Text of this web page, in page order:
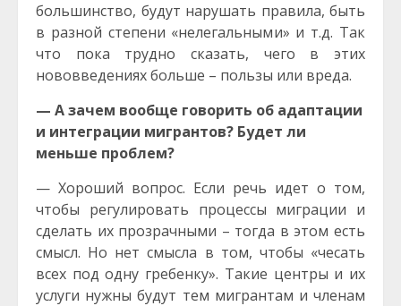
большинство, будут нарушать правила, быть
в разной степени «нелегальными» и т.д. Так
что пока трудно сказать, чего в этих
нововведениях больше – пользы или вреда.
— А зачем вообще говорить об адаптации
и интеграции мигрантов? Будет ли
меньше проблем?
— Хороший вопрос. Если речь идет о том,
чтобы регулировать процессы миграции и
сделать их прозрачными – тогда в этом есть
смысл. Но нет смысла в том, чтобы «чесать
всех под одну гребенку». Такие центры и их
услуги нужны будут тем мигрантам и членам